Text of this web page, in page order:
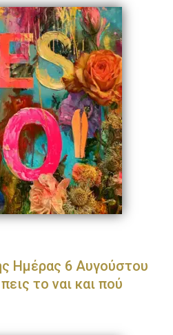
Ημέρας 6 Αυγούστου
το ναι και πού